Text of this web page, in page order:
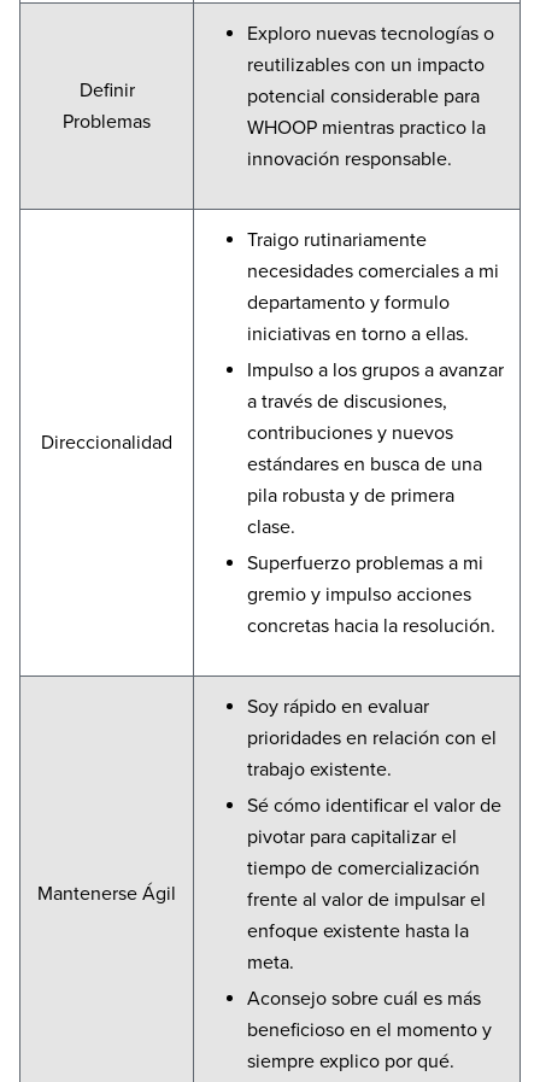
Definir
Problemas
Exploro nuevas tecnologías o
reutilizables con un impacto
potencial considerable para
WHOOP mientras practico la
innovación responsable.
Direccionalidad
Traigo rutinariamente
necesidades comerciales a mi
departamento y formulo
iniciativas en torno a ellas.
Impulso a los grupos a avanzar
a través de discusiones,
contribuciones y nuevos
estándares en busca de una
pila robusta y de primera
clase.
Superfuerzo problemas a mi
gremio y impulso acciones
concretas hacia la resolución.
Mantenerse Ágil
Soy rápido en evaluar
prioridades en relación con el
trabajo existente.
Sé cómo identificar el valor de
pivotar para capitalizar el
tiempo de comercialización
frente al valor de impulsar el
enfoque existente hasta la
meta.
Aconsejo sobre cuál es más
beneficioso en el momento y
siempre explico por qué.